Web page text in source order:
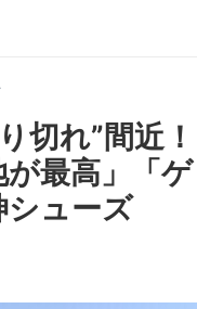
切れ”間近
最高」「
ューズ